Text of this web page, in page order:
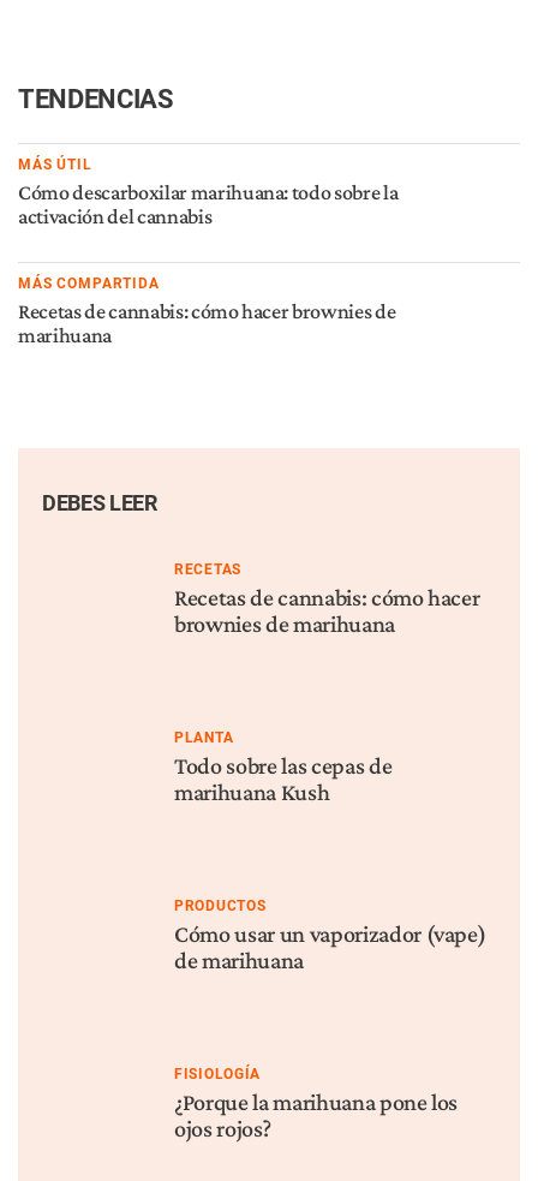
TENDENCIAS
MÁS ÚTIL
Cómo descarboxilar marihuana: todo sobre la
activación del cannabis
MÁS COMPARTIDA
Recetas de cannabis: cómo hacer brownies de
marihuana
DEBES LEER
RECETAS
Recetas de cannabis: cómo hacer
brownies de marihuana
PLANTA
Todo sobre las cepas de
marihuana Kush
PRODUCTOS
Cómo usar un vaporizador (vape)
de marihuana
FISIOLOGÍA
¿Porque la marihuana pone los
ojos rojos?